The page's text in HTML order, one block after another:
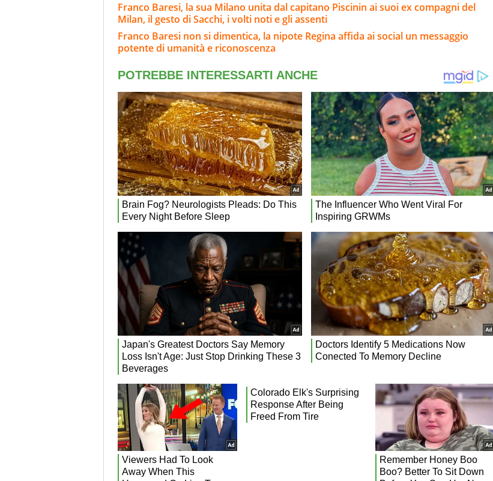
Franco Baresi, la sua Milano unita dal capitano Piscinin ai suoi ex compagni del
Milan, il gesto di Sacchi, i volti noti e gli assenti
Franco Baresi non si dimentica, la nipote Regina affida ai social un messaggio
potente di umanità e riconoscenza